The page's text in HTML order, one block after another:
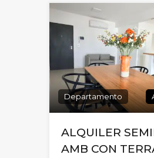
Departamento
ALQUILER
AMB CON